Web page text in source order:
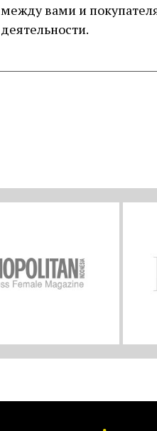
между вами и
деятельности.